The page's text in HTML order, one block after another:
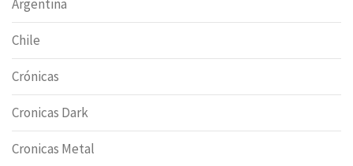
Argentina
Chile
Crónicas
Cronicas Dark
Cronicas Metal